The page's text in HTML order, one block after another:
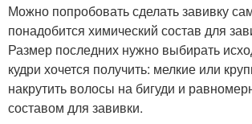
Можно попробовать сделать завивку
понадобится химический состав для
Размер последних нужно выбирать
кудри хочется получить: мелкие или
накрутить волосы на бигуди и
составом для завивки.